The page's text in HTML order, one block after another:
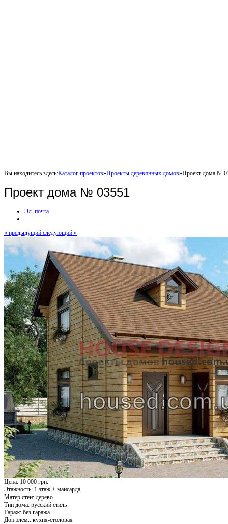
Вы находитесь здесь:Каталог проектов»Проекты деревянных домов»Проект дома №
Проект дома № 03551
Эл. почта
« предыдущий следующий »
Цена: 10 000 грн.
Этажность: 1 этаж + мансарда
Матер.стен: дерево
Тип дома: русский стиль
Гараж: без гаража
Доп.элем.: кухня-столовая